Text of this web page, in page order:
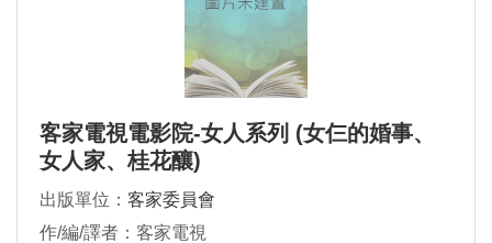
客家電視電影院-女人系列 (女仨的婚事、
女人家、桂花釀)
出版單位： 客家委員會
作/編/譯者：客家電視